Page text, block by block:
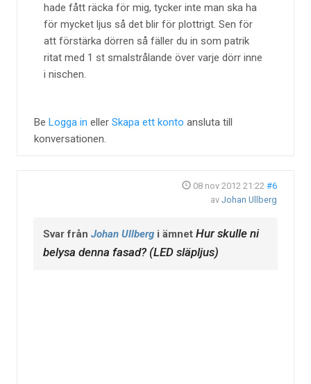
hade fått räcka för mig, tycker inte man ska ha
för mycket ljus så det blir för plottrigt. Sen för
att förstärka dörren så fäller du in som patrik
ritat med 1 st smalstrålande över varje dörr inne
i nischen.
Be Logga in eller Skapa ett konto ansluta till
konversationen.
08 nov 2012 21:22 #6
av Johan Ullberg
Svar från Johan Ullberg i ämnet Hur skulle ni
belysa denna fasad? (LED släpljus)